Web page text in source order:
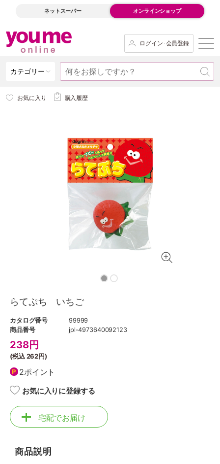
ネットスーパー オンラインショップ
ログイン･会員登録
カテゴリー
お気に入り 購入履歴
らてぷち いちご
カタログ番号
99999
商品番号
jpl-4973640092123
238円
(税込262円)
2ポイント
お気に入りに登録する
宅配でお届け
商品説明